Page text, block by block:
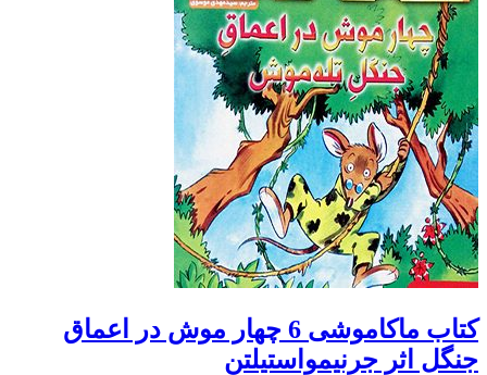
کتاب ماکاموشی 6 چهار موش در اعماق
جنگل اثر جرنیمواستیلتن